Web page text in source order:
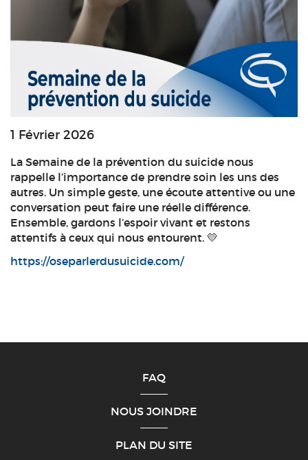
1 Février 2026
La Semaine de la prévention du suicide nous
rappelle l’importance de prendre soin les uns des
autres. Un simple geste, une écoute attentive ou une
conversation peut faire une réelle différence.
Ensemble, gardons l’espoir vivant et restons
attentifs à ceux qui nous entourent. 💛
https://oseparlerdusuicide.com/
FAQ
NOUS JOINDRE
PLAN DU SITE